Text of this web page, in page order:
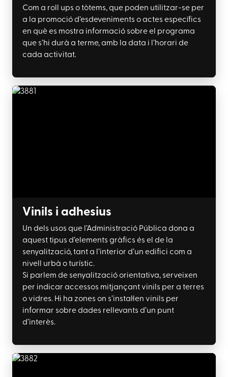
Com a roll ups o tòtems, que poden utilitzar-se per
a la promoció d’esdeveniments o actes específics
en què es mostra informació sobre el programa
que s’hi durà a terme, amb la data i l’horari de
cada activitat.
Vinils i adhesius
Un dels usos que l’Administració Pública dona a
aquest tipus d’elements gràfics és el de la
senyalització, tant a l’interior d’un edifici com a
nivell urbà o turístic.
Si parlem de senyalització orientativa, serveixen
per indicar accessos mitjançant vinils per a terres
o vidres. Hi ha zones on s’instal·len vinils per
informar sobre dades rellevants d’un punt
d’interès.